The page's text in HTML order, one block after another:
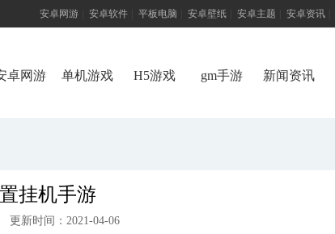
安卓网游 安卓软件 平板电脑 安卓壁纸 安卓主题 安卓资讯
卓网游 单机游戏 H5游戏 gm手游 新闻资讯
挂机手游
更新时间：2021-04-06